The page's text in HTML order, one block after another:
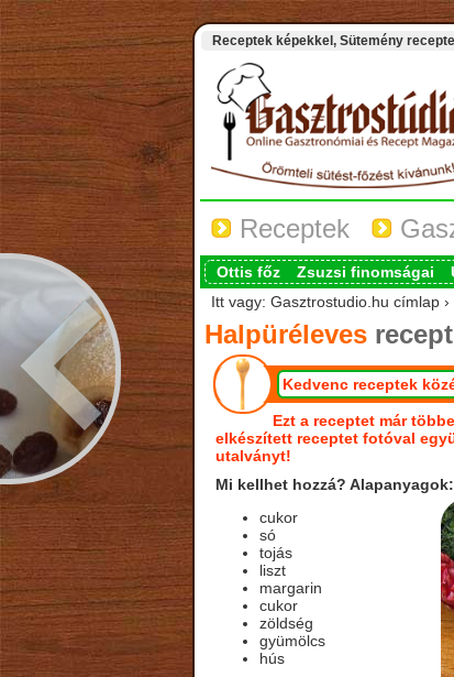
Receptek képekkel, Sütemény
Receptek
Ottis főz Zsuzsi finomságai
Itt vagy: Gasztrostudio.hu címlap
Halpürélevesrecept
Kedvenc receptek
Ezt a receptet már
elkészített receptet fotóval
utalványt!
Mi kellhet hozzá? Alapanyagok:
cukor
só
tojás
liszt
margarin
cukor
zöldség
gyümölcs
hús